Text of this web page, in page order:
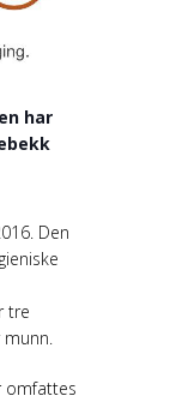
har
Den
tre
munn.
omfattes